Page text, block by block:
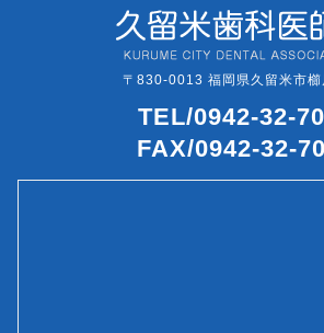
〒830-0013 福岡県久留米市
TEL/0942-32-
FAX/0942-32-